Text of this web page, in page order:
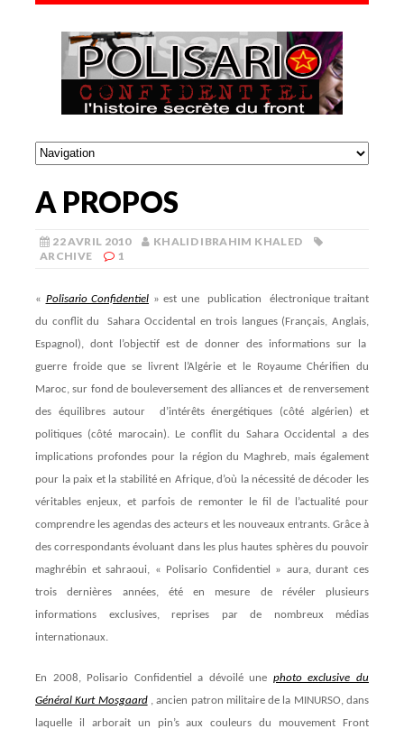
A PROPOS
22 AVRIL 2010
KHALID IBRAHIM KHALED
ARCHIVE
1
« Polisario Confidentiel » est une publication électronique traitant
du conflit du Sahara Occidental en trois langues (Français, Anglais,
Espagnol), dont l’objectif est de donner des informations sur la
guerre froide que se livrent l’Algérie et le Royaume Chérifien du
Maroc, sur fond de bouleversement des alliances et de renversement
des équilibres autour d’intérêts énergétiques (côté algérien) et
politiques (côté marocain). Le conflit du Sahara Occidental a des
implications profondes pour la région du Maghreb, mais également
pour la paix et la stabilité en Afrique, d’où la nécessité de décoder les
véritables enjeux, et parfois de remonter le fil de l’actualité pour
comprendre les agendas des acteurs et les nouveaux entrants. Grâce à
des correspondants évoluant dans les plus hautes sphères du pouvoir
maghrébin et sahraoui, « Polisario Confidentiel » aura, durant ces
trois dernières années, été en mesure de révéler plusieurs
informations exclusives, reprises par de nombreux médias
internationaux.
En 2008, Polisario Confidentiel a dévoilé une photo exclusive du
Général Kurt Mosgaard, ancien patron militaire de la MINURSO, dans
laquelle il arborait un pin’s aux couleurs du mouvement Front